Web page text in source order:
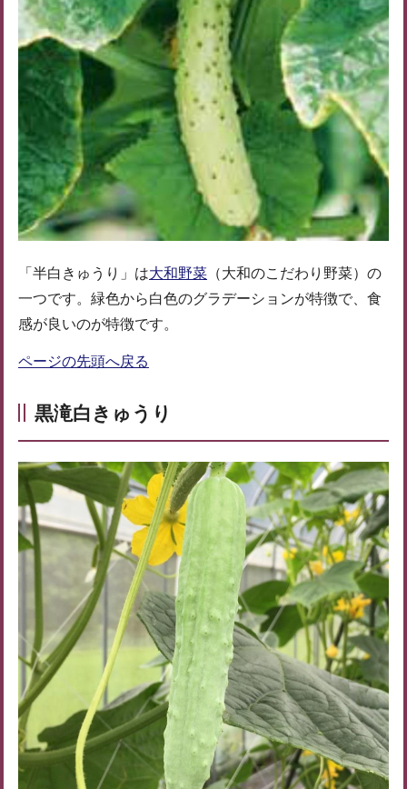
「半白きゅうり」は大和野菜 （大和のこだわり野菜）の
一つです。緑色から白色のグラデーションが特徴で、食
感が良いのが特徴です。
ページの先頭へ戻る
黒滝白きゅうり